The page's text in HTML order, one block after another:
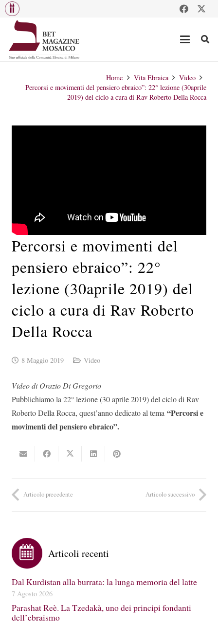
Home Vita Ebraica
Video
Percorsi e movimenti del pensiero ebraico”: 22° lezione (30aprile
2019) del ciclo a cura di Rav Roberto Della Rocca
Percorsi e movimenti del
pensiero ebraico”: 22°
lezione (30aprile 2019) del
ciclo a cura di Rav Roberto
Della Rocca
8 Maggio 2019 Video
Video di Orazio Di Gregorio
Pubblichiamo la 22° lezione (30 aprile 2019) del ciclo di Rav
Roberto Della Rocca, quest’anno dedicato al tema “Percorsi e
movimenti del pensiero ebraico”.
Articolo precedente Articolo successivo
Articoli recenti
Dal Kurdistan alla burrata: la lunga memoria del latte
7 Agosto 2026
Parashat Reè. La Tzedakà, uno dei principi fondanti
dell’ebraismo